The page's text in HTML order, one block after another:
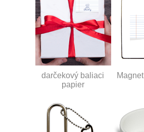
darčekový baliaci
papier